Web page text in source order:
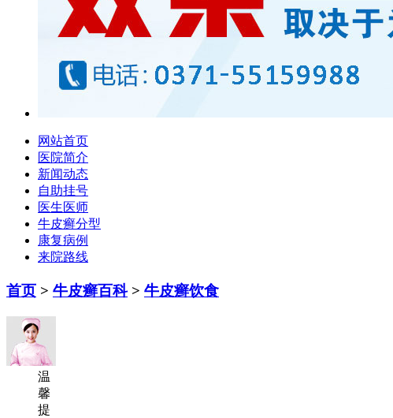
网站首页
医院简介
新闻动态
自助挂号
医生医师
牛皮癣分型
康复病例
来院路线
首页 > 牛皮癣百科> 牛皮癣饮食
温
馨
提